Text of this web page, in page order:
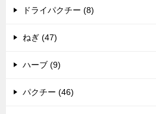
ドライパクチー (8)
ねぎ (47)
ハーブ (9)
パクチー (46)